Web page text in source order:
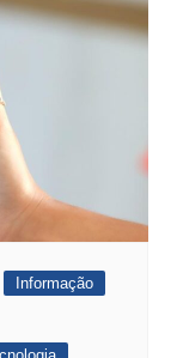
Informação